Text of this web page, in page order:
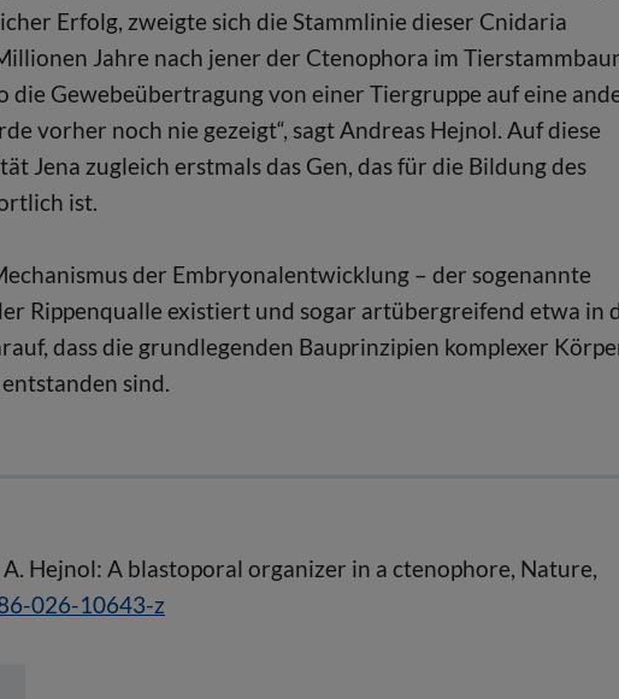
Erfolg, zweigte sich die Stammlinie dieser Cnidaria
Jahre nach jener der Ctenophora im
die Gewebeübertragung von einer Tiergruppe auf eine
vorher noch nie gezeigt“, sagt Andreas Hejnol. Auf diese
Jena zugleich erstmals das Gen, das für die Bildung des
ist.
der Embryonalentwicklung – der sogenannte
Rippenqualle existiert und sogar artübergreifend etwa in
dass die grundlegenden Bauprinzipien komplexer
sind.
A. Hejnol: A blastoporal organizer in a ctenophore, Nature,
026-10643-z